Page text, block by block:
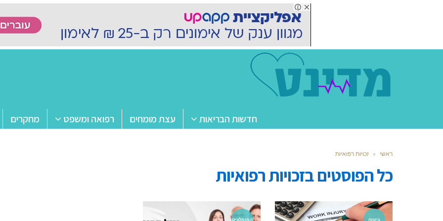
חדשות הבריאות עצת מומחים רפואה ומשפט מחקרים
ראשי » זכויות רפואיות
כל הפוסטים בזכויות רפואיות
ביטוח המומלצים